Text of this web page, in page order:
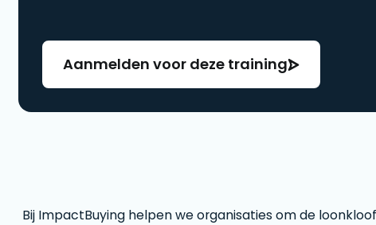
Aanmelden voor deze training
Bij ImpactBuying helpen we organisaties om de